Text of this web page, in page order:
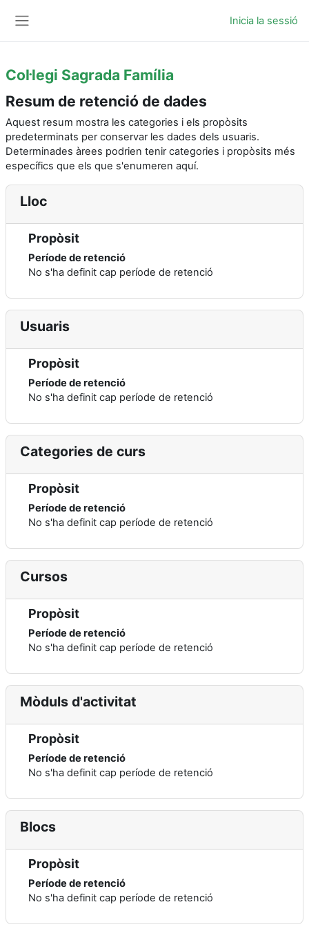
Inicia la sessió
Col·legi Sagrada Família
Resum de retenció de dades
Aquest resum mostra les categories i els propòsits
predeterminats per conservar les dades dels usuaris.
Determinades àrees podrien tenir categories i propòsits més
específics que els que s'enumeren aquí.
Lloc
Propòsit
Període de retenció
No s'ha definit cap període de retenció
Usuaris
Propòsit
Període de retenció
No s'ha definit cap període de retenció
Categories de curs
Propòsit
Període de retenció
No s'ha definit cap període de retenció
Cursos
Propòsit
Període de retenció
No s'ha definit cap període de retenció
Mòduls d'activitat
Propòsit
Període de retenció
No s'ha definit cap període de retenció
Blocs
Propòsit
Període de retenció
No s'ha definit cap període de retenció